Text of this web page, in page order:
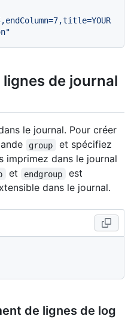
de journal
le journal. Pour créer
group
et spécifiez
imprimez dans le journal
et endgroup
est
dans le journal.
de lignes de log